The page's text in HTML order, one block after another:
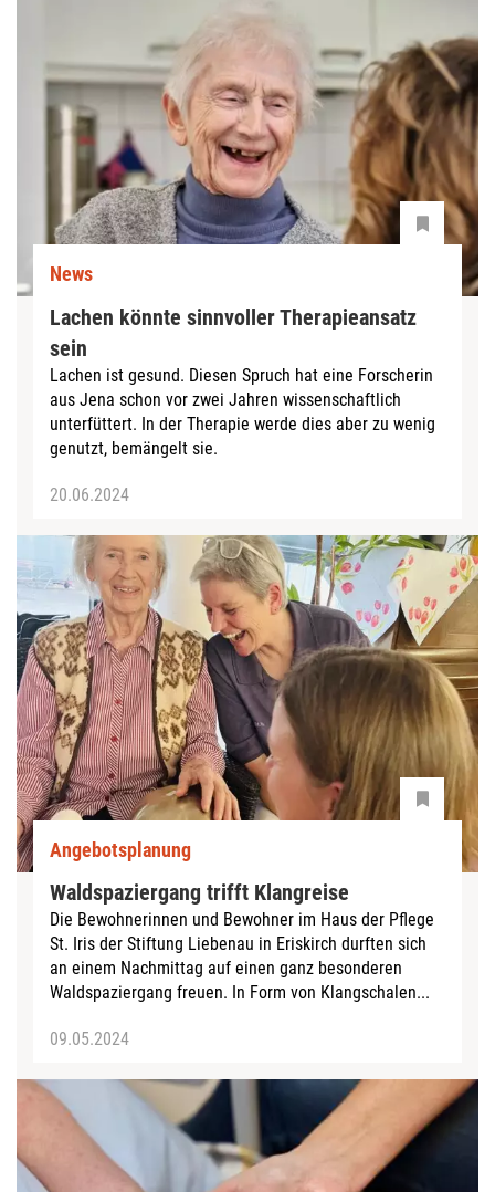
News
Lachen könnte sinnvoller Therapieansatz
sein
Lachen ist gesund. Diesen Spruch hat eine Forscherin
aus Jena schon vor zwei Jahren wissenschaftlich
unterfüttert. In der Therapie werde dies aber zu wenig
genutzt, bemängelt sie.
20.06.2024
Angebotsplanung
Waldspaziergang trifft Klangreise
Die Bewohnerinnen und Bewohner im Haus der Pflege
St. Iris der Stiftung Liebenau in Eriskirch durften sich
an einem Nachmittag auf einen ganz besonderen
Waldspaziergang freuen. In Form von Klangschalen...
09.05.2024